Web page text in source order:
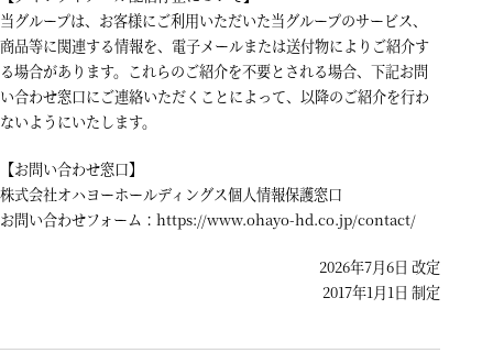
当グループは、お客様にご利用いただいた当グループのサービス、
商品等に関連する情報を、電子メールまたは送付物によりご紹介す
る場合があります。これらのご紹介を不要とされる場合、下記お問
い合わせ窓口にご連絡いただくことによって、以降のご紹介を行わ
ないようにいたします。
【お問い合わせ窓口】
株式会社オハヨーホールディングス個人情報保護窓口
お問い合わせフォーム： https://www.ohayo-hd.co.jp/contact/
2026年7月6日 改定
2017年1月1日 制定